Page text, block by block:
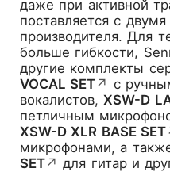
даже при активной
поставляется с
производителя. Для
больше гибкости,
другие комплекты
VOCAL SET↗ с
вокалистов, XSW-D
петличным
XSW-D XLR BASE SET
микрофонами, а
SET↗ для гитар и